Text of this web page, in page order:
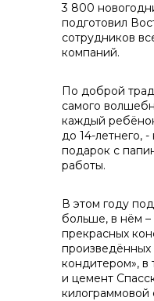
+7 (423)
3 800
подготовил
сотрудников
компаний.
По доброй
самого
каждый
до 14-летнего,
подарок с
работы.
В этом году
больше, в нём –
прекрасных
кондитером», в
и цемент
килограммовой